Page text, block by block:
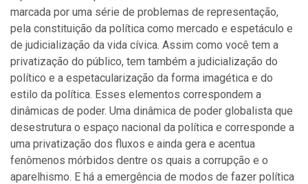
marcada por uma série de problemas de representação,
pela constituição da política como mercado e espetáculo e
de judicialização da vida cívica. Assim como você tem a
privatização do público, tem também a judicialização do
político e a espetacularização da forma imagética e do
estilo da política. Esses elementos correspondem a
dinâmicas de poder. Uma dinâmica de poder globalista que
desestrutura o espaço nacional da política e corresponde a
uma privatização dos fluxos e ainda gera e acentua
fenômenos mórbidos dentre os quais a corrupção e o
aparelhismo. E há a emergência de modos de fazer política